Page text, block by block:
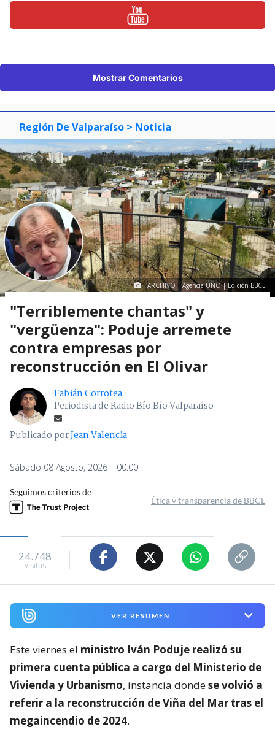
Mostrar Comentarios
Región De Valparaíso > Noticia
ARCHIVO | Agencia UNO | Edición BBCL
"Terriblemente chantas" y
"vergüenza": Poduje arremete
contra empresas por
reconstrucción en El Olivar
Fabián Corrotea
Periodista de Radio Bío Bío Valparaíso
Publicado porJean Valencia
Sábado 08 Agosto, 2026 | 00:00
Seguimos criterios de
Ética y transparencia de BBCL
24.748
visitas
VER RESUMEN
Este viernes el ministro Iván Poduje realizó su
primera cuenta pública a cargo del Ministerio de
Vivienda y Urbanismo, instancia dondese volvió a
referir a la reconstrucción de Viña del Mar tras el
megaincendio de 2024.